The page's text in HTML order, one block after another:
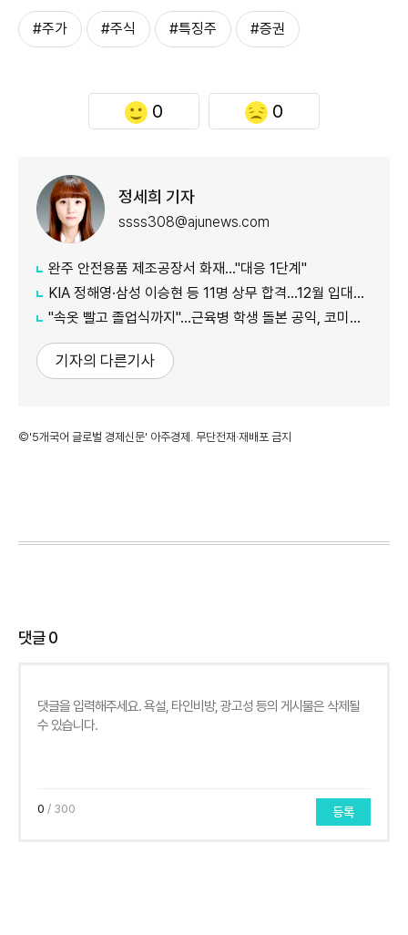
#주가 #주식 #특징주 #증권
0 0
정세희 기자
ssss308@ajunews.com
완주 안전용품 제조공장서 화재…"대응 1단계"
KIA 정해영·삼성 이승현 등 11명 상무 합격…12월 입대해 2028년 6월 전역
"속옷 빨고 졸업식까지"…근육병 학생 돌본 공익, 코미디언 김규원이었다
기자의 다른기사
©'5개국어 글로벌 경제신문' 아주경제. 무단전재·재배포 금지
댓글0
0 / 300 등록